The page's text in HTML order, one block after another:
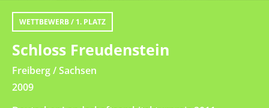
WETTBEWERB / 1. PLATZ
Schloss Freudenstein
Freiberg / Sachsen
2009